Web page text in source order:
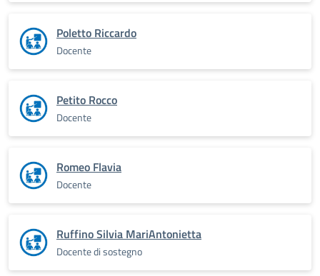
Poletto Riccardo
Docente
Petito Rocco
Docente
Romeo Flavia
Docente
Ruffino Silvia MariAntonietta
Docente di sostegno